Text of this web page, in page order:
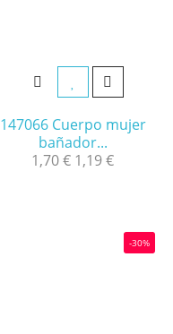
147066 Cuerpo mujer
bañador...
1,70 € 1,19 €
-30%